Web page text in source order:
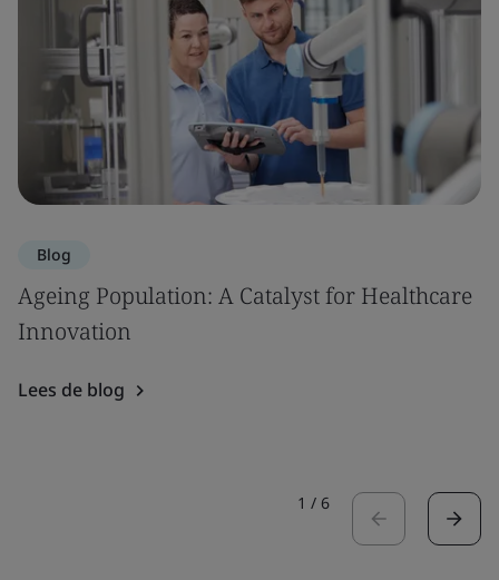
Blog
Ageing Population: A Catalyst for Healthcare
Innovation
Lees de blog
1 / 6